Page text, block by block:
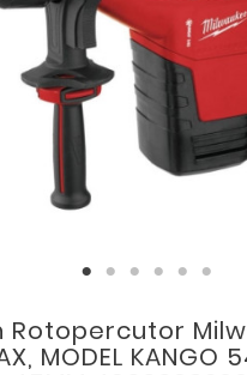
Rotopercutor
MODEL KANGO